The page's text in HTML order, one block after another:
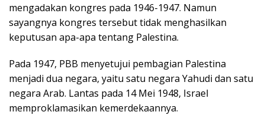
mengadakan kongres pada 1946-1947. Namun
sayangnya kongres tersebut tidak menghasilkan
keputusan apa-apa tentang Palestina.
Pada 1947, PBB menyetujui pembagian Palestina
menjadi dua negara, yaitu satu negara Yahudi dan satu
negara Arab. Lantas pada 14 Mei 1948, Israel
memproklamasikan kemerdekaannya.